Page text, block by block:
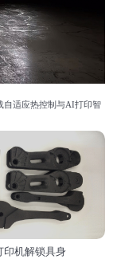
自适应热控制与AI打印智
印机解锁具身